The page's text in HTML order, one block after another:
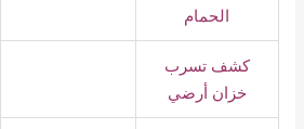
الحمام
كشف تسرب
خزان أرضي